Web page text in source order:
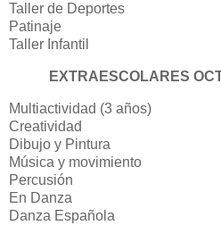
Taller de Deportes
Patinaje
Taller Infantil
EXTRAESCOLARES
Multiactividad (3 años)
Creatividad
Dibujo y Pintura
Música y movimiento
Percusión
En Danza
Danza Española